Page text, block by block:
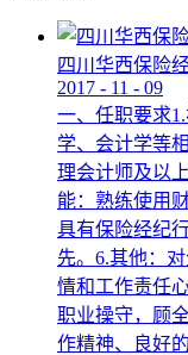
四川华西保险
2017 - 11 - 09
一、任职要求
学、会计学等
理会计师及以
能：熟练使用
具有保险经纪
先。6.其他：
情和工作责任
职业操守，顾
作精神、良好